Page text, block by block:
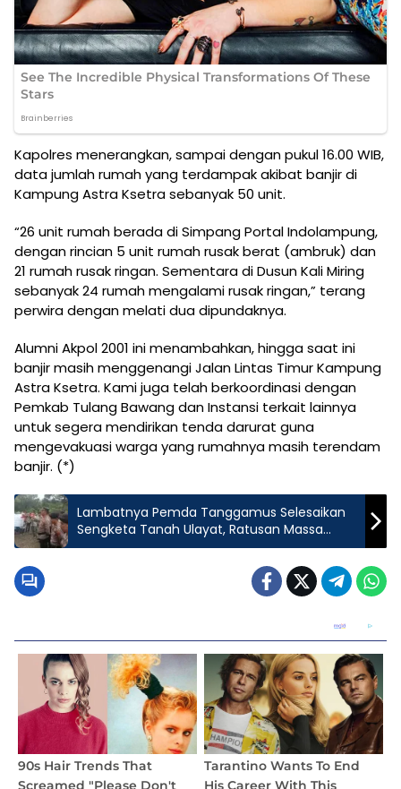
Kapolres menerangkan, sampai dengan pukul 16.00 WIB,
data jumlah rumah yang terdampak akibat banjir di
Kampung Astra Ksetra sebanyak 50 unit.
“26 unit rumah berada di Simpang Portal Indolampung,
dengan rincian 5 unit rumah rusak berat (ambruk) dan
21 rumah rusak ringan. Sementara di Dusun Kali Miring
sebanyak 24 rumah mengalami rusak ringan,” terang
perwira dengan melati dua dipundaknya.
Alumni Akpol 2001 ini menambahkan, hingga saat ini
banjir masih menggenangi Jalan Lintas Timur Kampung
Astra Ksetra. Kami juga telah berkoordinasi dengan
Pemkab Tulang Bawang dan Instansi terkait lainnya
untuk segera mendirikan tenda darurat guna
mengevakuasi warga yang rumahnya masih terendam
banjir. (*)
Lambatnya Pemda Tanggamus Selesaikan
Sengketa Tanah Ulayat, Ratusan Massa
Segel Kantor Eks PT. TI